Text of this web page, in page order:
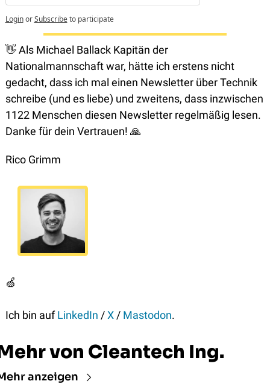
Login or Subscribe to participate
👋 Als Michael Ballack Kapitän der
Nationalmannschaft war, hätte ich erstens nicht
gedacht, dass ich mal einen Newsletter über Technik
schreibe (und es liebe) und zweitens, dass inzwischen
1122 Menschen diesen Newsletter regelmäßig lesen.
Danke für dein Vertrauen! 🙏
Rico Grimm
🍏
Ich bin auf LinkedIn / X / Mastodon.
von Cleantech Ing.
anzeigen